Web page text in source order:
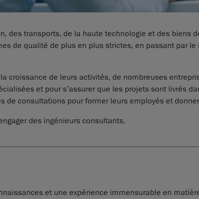
des transports, de la haute technologie et des biens
de qualité de plus en plus strictes, en passant par
croissance de leurs activités, de nombreuses
et pour s’assurer que les projets sont livrés
de consultations pour former leurs employés et
des ingénieurs consultants.
et une expérience immensurable en